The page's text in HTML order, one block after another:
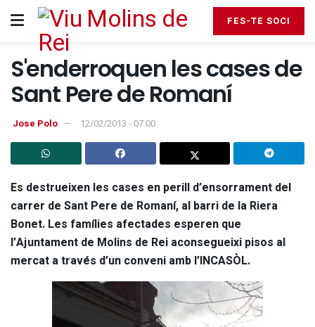
FES-TE SOCI
S'enderroquen les cases de
Sant Pere de Romaní
Jose Polo 12/02/2013 - 07:00
Es destrueixen les cases en perill d’ensorrament del
carrer de Sant Pere de Romaní, al barri de la Riera
Bonet. Les famílies afectades esperen que
l’Ajuntament de Molins de Rei aconsegueixi pisos al
mercat a través d’un conveni amb l’INCASÒL.